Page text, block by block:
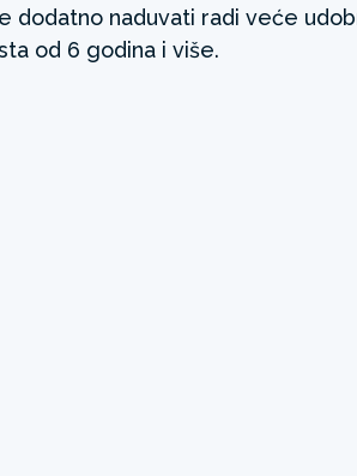
dodatno naduvati radi veće
od 6 godina i više.